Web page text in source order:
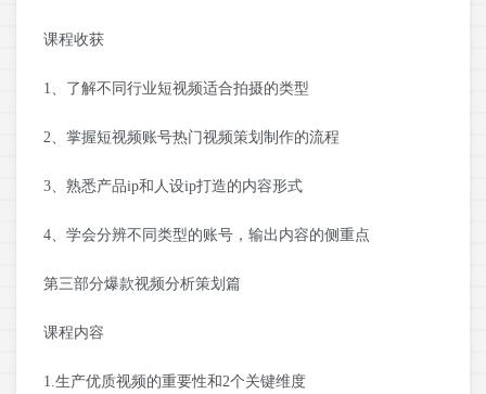
课程收获
1、了解不同行业短视频适合拍摄的类型
2、掌握短视频账号热门视频策划制作的流程
3、熟悉产品ip和人设ip打造的内容形式
4、学会分辨不同类型的账号，输出内容的侧重点
第三部分爆款视频分析策划篇
课程内容
1.生产优质视频的重要性和2个关键维度